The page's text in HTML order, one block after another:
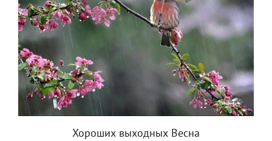
Хороших выходных Весна